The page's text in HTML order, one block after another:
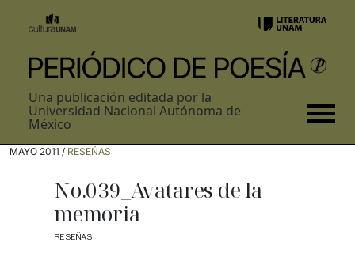
Una publicación editada por la
Universidad Nacional Autónoma de
México
MAYO 2011 / RESEÑAS
No.039_Avatares de la
memoria
RESEÑAS